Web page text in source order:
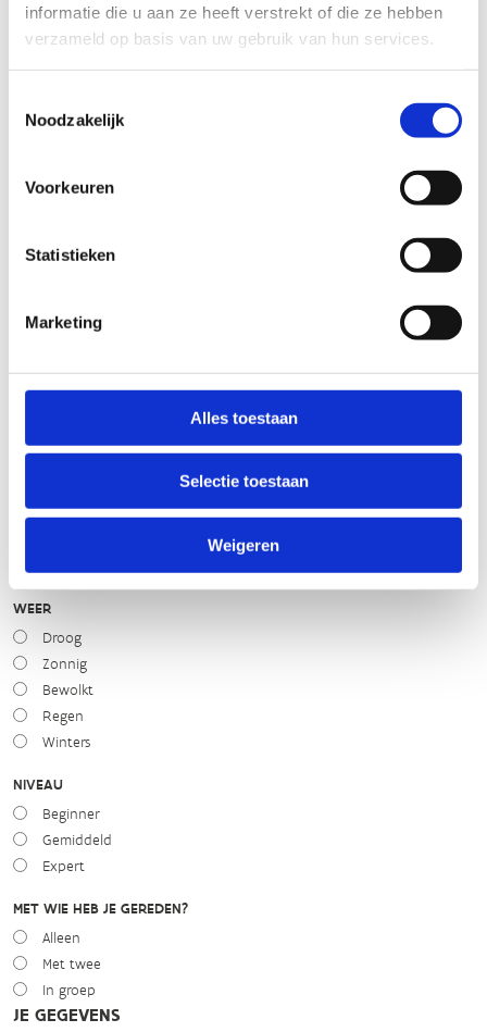
informatie die u aan ze heeft verstrekt of die ze hebben
verzameld op basis van uw gebruik van hun services.
Noodzakelijk
Voorkeuren
Statistieken
Marketing
Alles toestaan
Selectie toestaan
Weigeren
goed
TIP:
ontbrekende signalisatie kan je melden via het
Routemeldpunt
STAAT VAN PARCOURS(ONDERGROND, BEGROEIING, ONDERHOUD)
goed
WEER
Droog
Zonnig
Bewolkt
Regen
Winters
NIVEAU
Beginner
Gemiddeld
Expert
MET WIE HEB JE GEREDEN?
Alleen
Met twee
In groep
JE GEGEVENS